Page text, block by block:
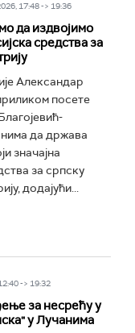
17:48 -> 19:36
да издвојимо
средства за
Александар
посете
да држава
значајна
за српску
додајући...
-> 19:32
за несрећу у
у Лучанима